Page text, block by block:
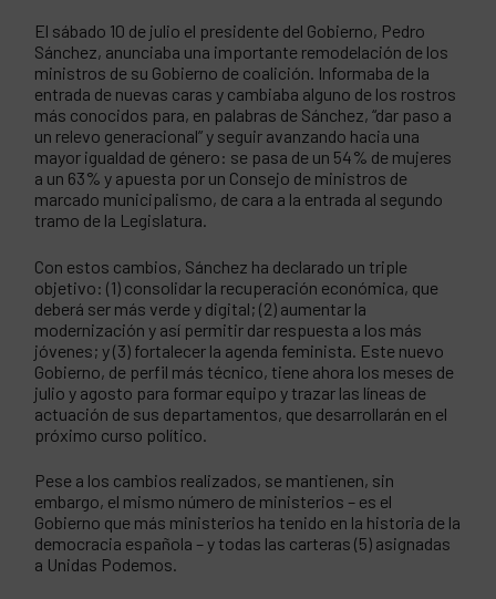
El sábado 10 de julio el presidente del Gobierno, Pedro
Sánchez, anunciaba una importante remodelación de los
ministros de su Gobierno de coalición. Informaba de la
entrada de nuevas caras y cambiaba alguno de los rostros
más conocidos para, en palabras de Sánchez, “dar paso a
un relevo generacional” y seguir avanzando hacia una
mayor igualdad de género: se pasa de un 54% de mujeres
a un 63% y apuesta por un Consejo de ministros de
marcado municipalismo, de cara a la entrada al segundo
tramo de la Legislatura.
Con estos cambios, Sánchez ha declarado un triple
objetivo: (1) consolidar la recuperación económica, que
deberá ser más verde y digital; (2) aumentar la
modernización y así permitir dar respuesta a los más
jóvenes; y (3) fortalecer la agenda feminista. Este nuevo
Gobierno, de perfil más técnico, tiene ahora los meses de
julio y agosto para formar equipo y trazar las líneas de
actuación de sus departamentos, que desarrollarán en el
próximo curso político.
Pese a los cambios realizados, se mantienen, sin
embargo, el mismo número de ministerios – es el
Gobierno que más ministerios ha tenido en la historia de la
democracia española – y todas las carteras (5) asignadas
a Unidas Podemos.